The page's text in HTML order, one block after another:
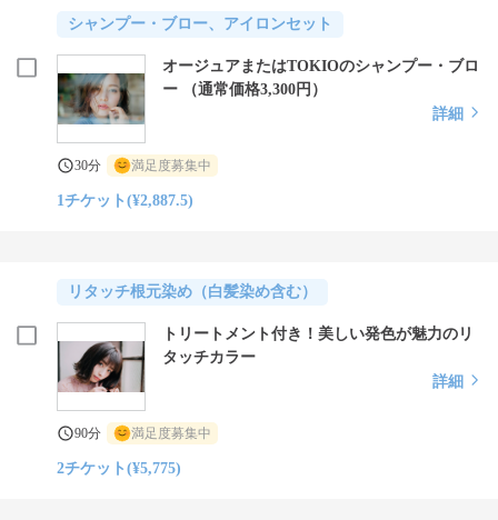
シャンプー・ブロー、アイロンセット
オージュアまたはTOKIOのシャンプー・ブロ
ー （通常価格3,300円）
詳細
30分 満足度募集中
1チケット(¥2,887.5)
リタッチ根元染め（白髪染め含む）
トリートメント付き！美しい発色が魅力のリ
タッチカラー
詳細
90分 満足度募集中
2チケット(¥5,775)